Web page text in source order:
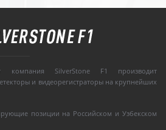
SilverStone F1 производит
и видеорегистраторы на крупнейших
позиции на Российском и Узбекском